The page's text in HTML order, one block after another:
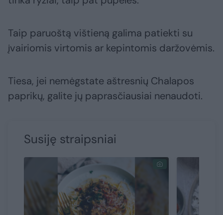
Taip paruoštą vištieną galima patiekti su
įvairiomis virtomis ar kepintomis daržovėmis.
Tiesa, jei nemėgstate aštresnių Chalapos
paprikų, galite jų paprasčiausiai nenaudoti.
Susiję straipsniai